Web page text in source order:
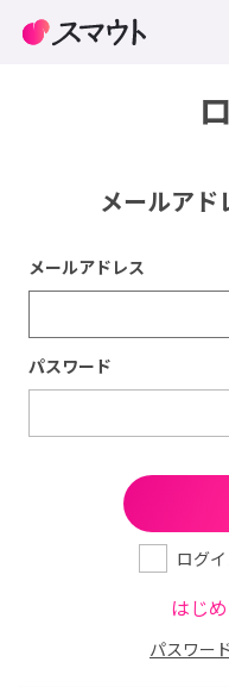
メールアド
メールアドレス
パスワード
ログ
はじ
パスワー